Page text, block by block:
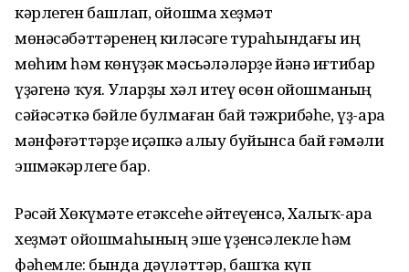
кәрлеген башлап, ойошма хеҙмәт
мөнәсәбәттәренең киләсәге тураһындағы иң
мөһим һәм көнүҙәк мәсьәләләрҙе йәнә иғтибар
үҙәгенә ҡуя. Уларҙы хәл итеү өсөн ойошманың
сәйәсәткә бәйле булмаған бай тәжрибәһе, үҙ-ара
мәнфәғәттәрҙе иҫәпкә алыу буйынса бай ғәмәли
эшмәкәрлеге бар.
Рәсәй Хөкүмәте етәксеһе әйтеүенсә, Халыҡ-ара
хеҙмәт ойошмаһының эше үҙенсәлекле һәм
фәһемле: бында дәүләттәр, башҡа күп